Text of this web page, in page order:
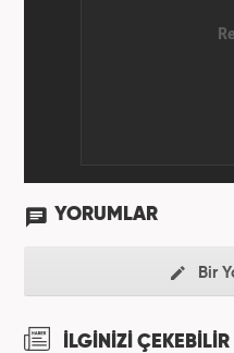
YORUMLAR
Bir
İLGİNİZİ ÇEKEBİLİR